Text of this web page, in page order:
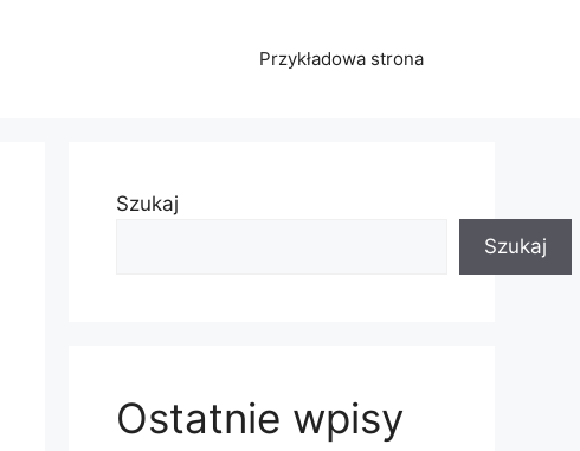
Przykładowa strona
Szukaj
Szukaj
Ostatnie wpisy